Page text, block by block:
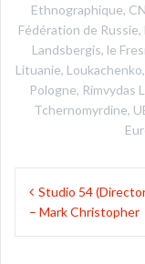
Ethnographique,
Fédération de Russie,
Landsbergis, le
Lituanie, Loukachenko,
Pologne, Rimvydas
Tchernomyrdine,
Navigation
deStudio 54
– Mark Christopher